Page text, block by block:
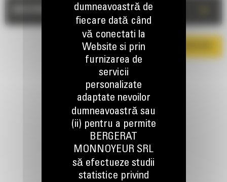
TINEM LEGATURA
dumneavoastră de
fiecare dată când
vă conectati la
Website si prin
furnizarea de
servicii
personalizate
adaptate nevoilor
dumneavoastră sau
(ii) pentru a permite
BERGERAT
MONNOYEUR SRL
să efectueze studii
statistice privind